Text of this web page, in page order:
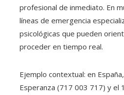
profesional de inmediato. En
líneas de emergencia
psicológicas que pueden
proceder en tiempo real.
Ejemplo contextual: en
Esperanza (717 003 717) y el